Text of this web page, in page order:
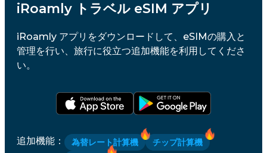
iRoamly トラベル eSIM アプリ
iRoamly アプリをダウンロードして、eSIMの購入と
管理を行い、旅行に役立つ追加機能を利用してくださ
い。
追加機能 ： 為替レート計算機
チップ計算機